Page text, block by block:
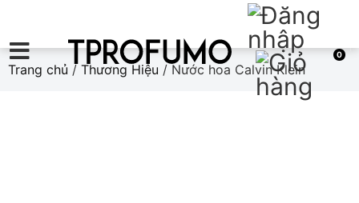
0
Trang chủ / Thương Hiệu / Nước hoa Calvin Klein